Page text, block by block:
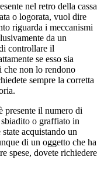
nel retro della cassa
o logorata, vuol dire
riguarda i meccanismi
da un
controllare il
se esso sia
che non lo rendono
sempre la corretta
presente il numero di
sbiadito o graffiato in
acquistando un
di un oggetto che ha
spese, dovete richiedere